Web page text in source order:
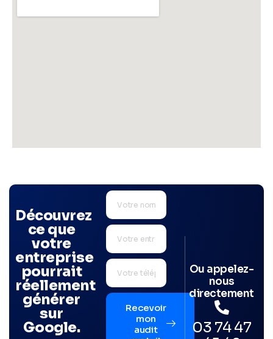
Découvrez
ce que
votre
entreprise
pourrait
réellement
générer
sur
Google.
Recevoir
mon
audit
Ou appelez-
nous
directement
03 74 47